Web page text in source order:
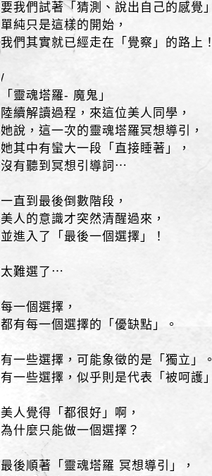
要我們試著「猜測、說出自己的感覺
單純只是這樣的開始，
我們其實就已經走在「覺察」的路上
/
「靈魂塔羅- 魔鬼」
陸續解讀過程，來這位美人同學，
她說，這一次的靈魂塔羅冥想導引，
她其中有蠻大一段「直接睡著」，
沒有聽到冥想引導詞⋯
一直到最後倒數階段，
美人的意識才突然清醒過來，
並進入了「最後一個選擇」！
太難選了⋯
每一個選擇，
都有每一個選擇的「優缺點」。
有一些選擇，可能象徵的是「獨立」
有一些選擇，似乎則是代表「被呵護
美人覺得「都很好」啊，
為什麼只能做一個選擇？
最後順著「靈魂塔羅 冥想導引」，